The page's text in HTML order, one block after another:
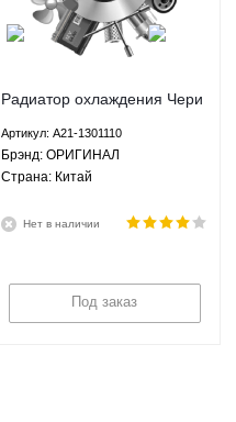
Радиатор охлаждения Чери
Chery Elara E5 M11 M12
Arrizo 3 1.5 1.6 2.0 МКПП -
A21-1301110 ОРИГИНАЛ
Артикул: A21-1301110
Брэнд: ОРИГИНАЛ
Страна: Китай
Нет в наличии
Под заказ